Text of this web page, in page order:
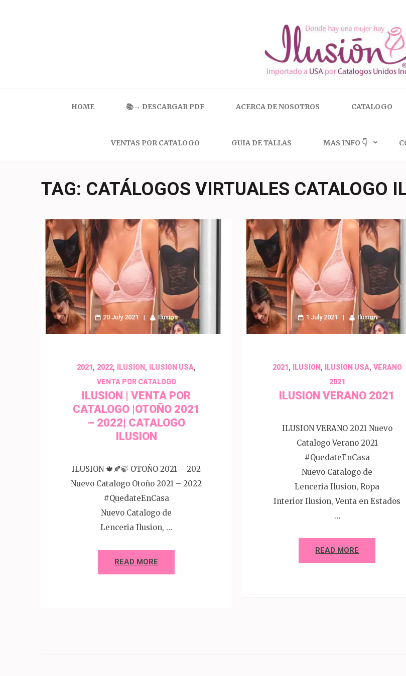
HOME 📚→ DESCARGAR PDF ACERCA DE NOSOTROS CATALOGO
VENTAS POR CATALOGO GUIA DE TALLAS MAS INFO 👇
TAG: CATÁLOGOS VIRTUALES CATALOGO
20 July 2021 Ilusion
2021, 2022, ILUSION , ILUSION USA,
VENTA POR CATALOGO
ILUSION | VENTA POR
CATALOGO |OTOÑO 2021
– 2022| CATALOGO
ILUSION
ILUSION 🍁🍂🍃 OTOÑO 2021 – 202
Nuevo Catalogo Otoño 2021 – 2022
#QuedateEnCasa
Nuevo Catalogo de
Lenceria Ilusion, …
READ MORE
1 July 2021 Ilusion
2021, ILUSION, ILUSION USA, VERANO
2021
ILUSION VERANO 2021
ILUSION VERANO 2021 Nuevo
Catalogo Verano 2021
#QuedateEnCasa
Nuevo Catalogo de
Lenceria Ilusion, Ropa
Interior Ilusion, Venta en Estados
…
READ MORE